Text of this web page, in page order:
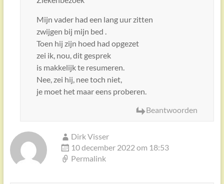
Mijn vader had een lang uur zitten
zwijgen bij mijn bed .
Toen hij zijn hoed had opgezet
zei ik, nou, dit gesprek
is makkelijk te resumeren.
Nee, zei hij, nee toch niet,
je moet het maar eens proberen.
Beantwoorden
Dirk Visser
10 december 2022 om 18:53
Permalink